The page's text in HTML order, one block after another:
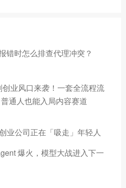
错时怎么排查代理冲突？
创业风口来袭！一套全流程流
通人也能入局内容赛道
业公司正在「吸走」年轻人
爆火，模型大战进入下一